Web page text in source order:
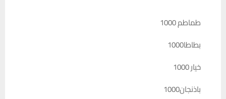
طماطم 1000
بطاطا1000
خيار 1000
باذنجان1000